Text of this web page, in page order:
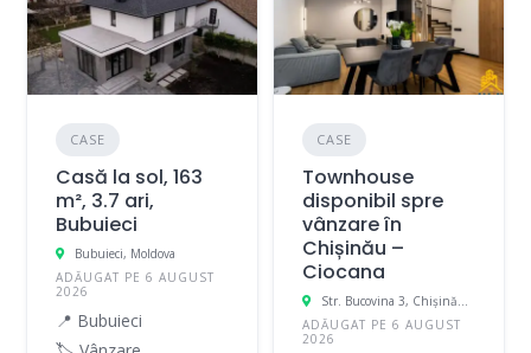
CASE
Casă la sol, 163
m², 3.7 ari,
Bubuieci
Bubuieci, Moldova
ADĂUGAT PE 6 AUGUST
2026
📍 Bubuieci
CASE
Townhouse
disponibil spre
vânzare în
Chișinău –
Ciocana
Str. Bucovina 3, Chișinău, Moldova
ADĂUGAT PE 6 AUGUST
2026